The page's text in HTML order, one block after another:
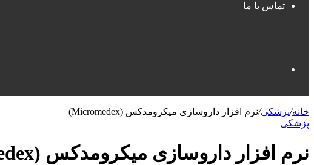
تماس با ما
برای
خانه/پزشکی/نرم افزار داروسازی میکرومدکس (Micromedex)
پزشکی
نرم افزار داروسازی میکرومدکس (Micromedex)